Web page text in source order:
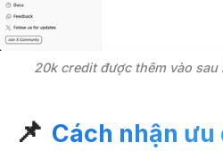
20k credit được thêm vào
📌 Cách nhận